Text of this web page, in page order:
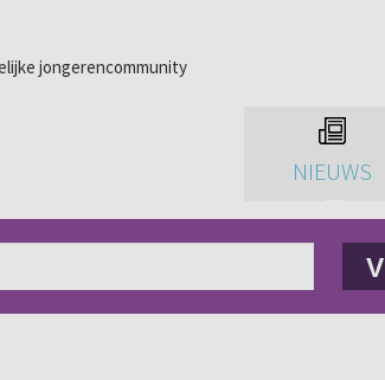
jongerencommunity
NIEUWS